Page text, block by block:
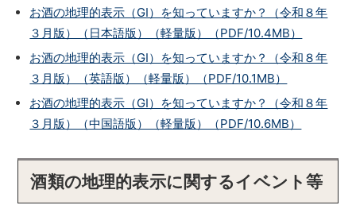
お酒の地理的表示（GI）を知っていますか？（令和８年
３月版）（日本語版）（軽量版）（PDF/10.4MB）
お酒の地理的表示（GI）を知っていますか？（令和８年
３月版）（英語版）（軽量版）（PDF/10.1MB）
お酒の地理的表示（GI）を知っていますか？（令和８年
３月版）（中国語版）（軽量版）（PDF/10.6MB）
酒類の地理的表示に関するイベント等